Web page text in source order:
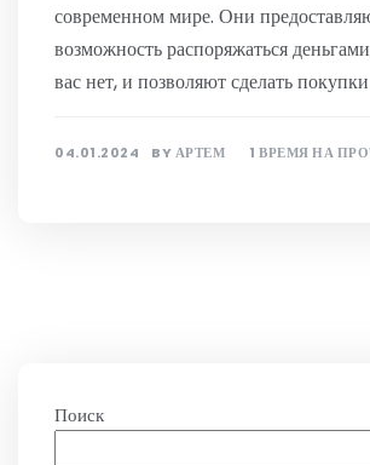
современном мире. Они
возможность распоряжаться
вас нет, и позволяют сделать покупки
04.01.2024 BYАРТЕМ 1 ВРЕМЯ НА
Поиск